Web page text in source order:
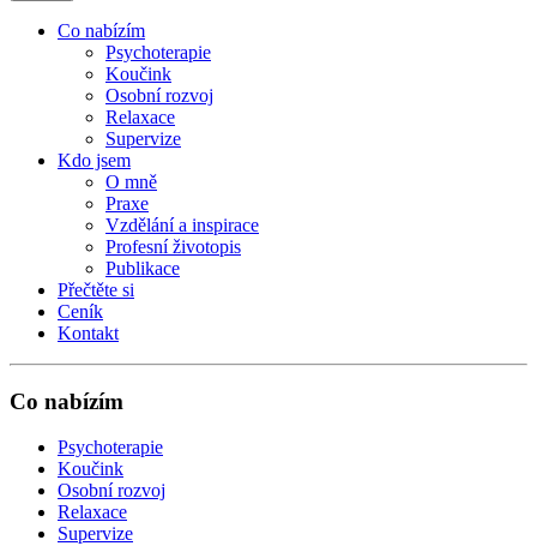
Co nabízím
Psychoterapie
Koučink
Osobní rozvoj
Relaxace
Supervize
Kdo jsem
O mně
Praxe
Vzdělání a inspirace
Profesní životopis
Publikace
Přečtěte si
Ceník
Kontakt
Co nabízím
Psychoterapie
Koučink
Osobní rozvoj
Relaxace
Supervize